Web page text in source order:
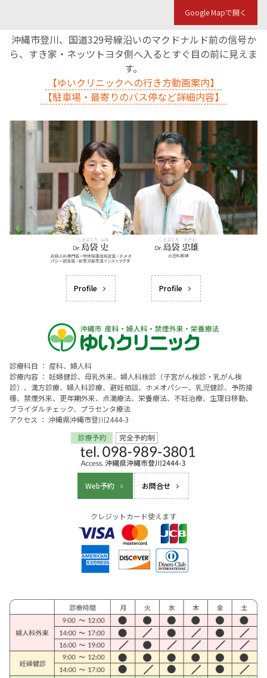
Google Mapで開く
沖縄市登川、国道329号線沿いのマクドナルド前の信号か
ら、すき家・ネッツトヨタ側へ入るとすぐ目の前に見えま
す。
【ゆいクリニックへの行き方動画案内】
【駐車場・最寄りのバス停など詳細内容】
Profile Profile
診療科目 ： 産科、婦人科
診療内容 ： 妊婦健診、母乳外来、婦人科検診（子宮がん検診・乳がん検
診）、漢方診療、婦人科診療、避妊相談、ホメオパシー、乳児健診、予防接
種、禁煙外来、更年期外来、点滴療法、栄養療法、不妊治療、生理日移動、
ブライダルチェック、プラセンタ療法
アクセス ： 沖縄県沖縄市登川2444-3
Web予約 お問合せ
クレジットカード使えます